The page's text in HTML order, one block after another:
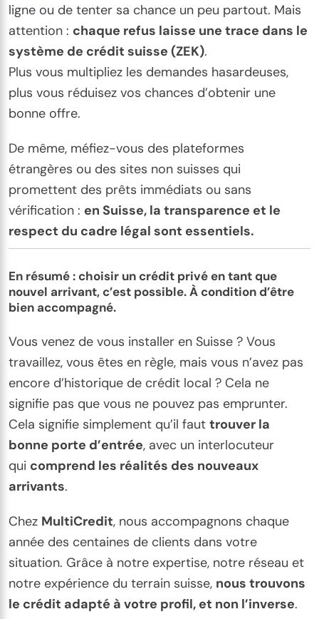
ligne ou de tenter sa chance un peu partout. Mais
attention : chaque refus laisse une trace dans le
système de crédit suisse (ZEK).
Plus vous multipliez les demandes hasardeuses,
plus vous réduisez vos chances d’obtenir une
bonne offre.
De même, méfiez-vous des plateformes
étrangères ou des sites non suisses qui
promettent des prêts immédiats ou sans
vérification : en Suisse, la transparence et le
respect du cadre légal sont essentiels.
En résumé : choisir un crédit privé en tant que
nouvel arrivant, c’est possible. À condition d’être
bien accompagné.
Vous venez de vous installer en Suisse ? Vous
travaillez, vous êtes en règle, mais vous n’avez pas
encore d’historique de crédit local ? Cela ne
signifie pas que vous ne pouvez pas emprunter.
Cela signifie simplement qu’il faut trouver la
bonne porte d’entrée, avec un interlocuteur
qui comprend les réalités des nouveaux
arrivants.
Chez MultiCredit, nous accompagnons chaque
année des centaines de clients dans votre
situation. Grâce à notre expertise, notre réseau et
notre expérience du terrain suisse, nous trouvons
le crédit adapté à votre profil, et non l’inverse.